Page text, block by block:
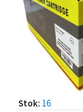
Stok: 16